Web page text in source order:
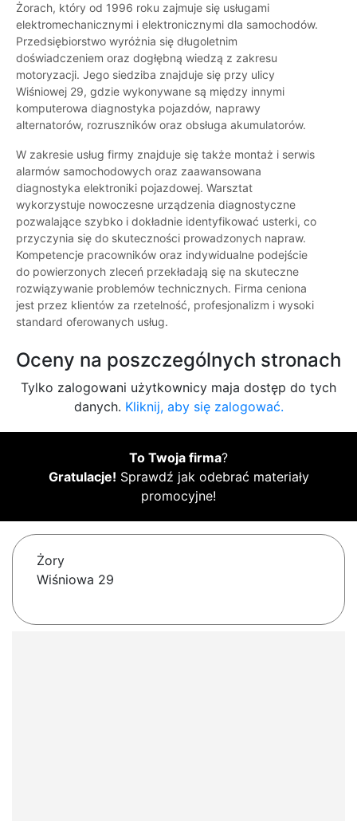
Żorach, który od 1996 roku zajmuje się usługami
elektromechanicznymi i elektronicznymi dla samochodów.
Przedsiębiorstwo wyróżnia się długoletnim
doświadczeniem oraz dogłębną wiedzą z zakresu
motoryzacji. Jego siedziba znajduje się przy ulicy
Wiśniowej 29, gdzie wykonywane są między innymi
komputerowa diagnostyka pojazdów, naprawy
alternatorów, rozruszników oraz obsługa akumulatorów.
W zakresie usług firmy znajduje się także montaż i serwis
alarmów samochodowych oraz zaawansowana
diagnostyka elektroniki pojazdowej. Warsztat
wykorzystuje nowoczesne urządzenia diagnostyczne
pozwalające szybko i dokładnie identyfikować usterki, co
przyczynia się do skuteczności prowadzonych napraw.
Kompetencje pracowników oraz indywidualne podejście
do powierzonych zleceń przekładają się na skuteczne
rozwiązywanie problemów technicznych. Firma ceniona
jest przez klientów za rzetelność, profesjonalizm i wysoki
standard oferowanych usług.
Oceny na poszczególnych stronach
Tylko zalogowani użytkownicy maja dostęp do tych
danych. Kliknij, aby się zalogować.
To Twoja firma?
Gratulacje! Sprawdź jak odebrać materiały
promocyjne!
Żory
Wiśniowa 29